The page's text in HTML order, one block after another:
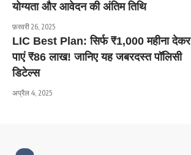
योग्यता और आवेदन की अंतिम तिथि
फ़रवरी 26, 2025
LIC Best Plan: सिर्फ ₹1,000 महीना देकर
पाएं ₹86 लाख! जानिए यह जबरदस्त पॉलिसी
डिटेल्स
अप्रैल 4, 2025